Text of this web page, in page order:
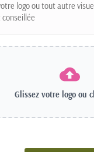
logo ou tout autre
Glissez votre logo ou